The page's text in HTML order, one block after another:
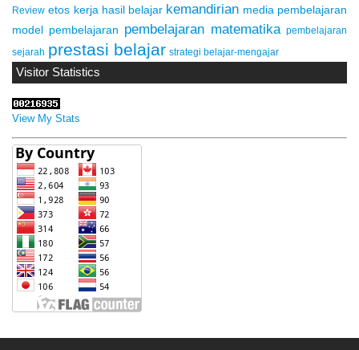
Review etos kerja hasil belajar kemandirian media pembelajaran
model pembelajaran pembelajaran matematika pembelajaran
sejarah prestasi belajar strategi belajar-mengajar
Visitor Statistics
View My Stats